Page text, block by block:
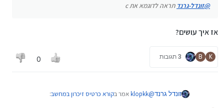
@זונדל-גרנד תראה לדוגמא את c
אז איך עושים?
K
B 3 תגובות 0
זונדל גרנד@
klopkk אמר בקורא כרטיס זיכרון במחשב: